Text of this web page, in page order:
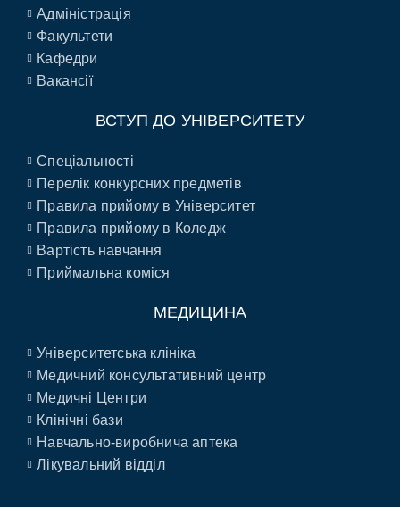
Адміністрація
Факультети
Кафедри
Вакансії
ВСТУП ДО УНІВЕРСИТЕТУ
Спеціальності
Перелік конкурсних предметів
Правила прийому в Університет
Правила прийому в Коледж
Вартість навчання
Приймальна коміся
МЕДИЦИНА
Університетська клініка
Медичний консультативний центр
Медичні Центри
Клінічні бази
Навчально-виробнича аптека
Лікувальний відділ